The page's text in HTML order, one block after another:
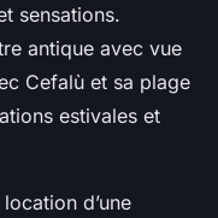
sensations.
antique avec vue
Cefalù et sa plage
estivales et
d’une